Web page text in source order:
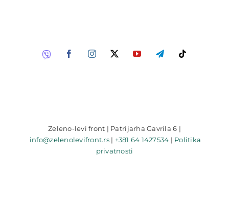
Zeleno-levi front | Patrijarha Gavrila 6 |
info@zelenolevifront.rs| +381 64 1427534 | Politika
privatnosti